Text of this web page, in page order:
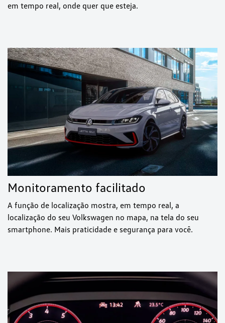
em tempo real, onde quer que esteja.
Monitoramento facilitado
A função de localização mostra, em tempo real, a
localização do seu Volkswagen no mapa, na tela do seu
smartphone. Mais praticidade e segurança para você.